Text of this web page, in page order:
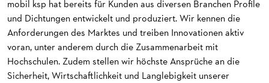
mobil ksp hat bereits für Kunden aus diversen Branchen Profile
und Dichtungen entwickelt und produziert. Wir kennen die
Anforderungen des Marktes und treiben Innovationen aktiv
voran, unter anderem durch die Zusammenarbeit mit
Hochschulen. Zudem stellen wir höchste Ansprüche an die
Sicherheit, Wirtschaftlichkeit und Langlebigkeit unserer